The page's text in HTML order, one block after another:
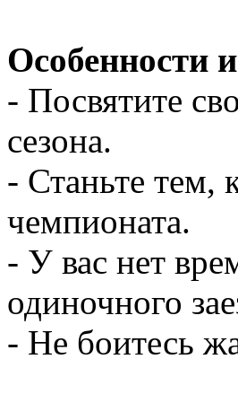
Особенности
- Посвятите
сезона.
- Станьте тем,
чемпионата.
- У вас нет
одиночного
- Не боитесь